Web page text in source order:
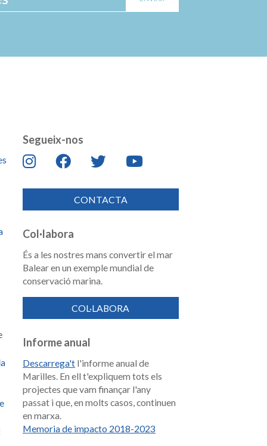
Segueix-nos
CONTACTA
Col·labora
És a les nostres mans convertir el mar
Balear en un exemple mundial de
conservació marina.
COL·LABORA
Informe anual
Descarrega't l'informe anual de
Marilles. En ell t'expliquem tots els
projectes que vam finançar l'any
passat i que, en molts casos, continuen
en marxa.
Memoria de impacto 2018-2023